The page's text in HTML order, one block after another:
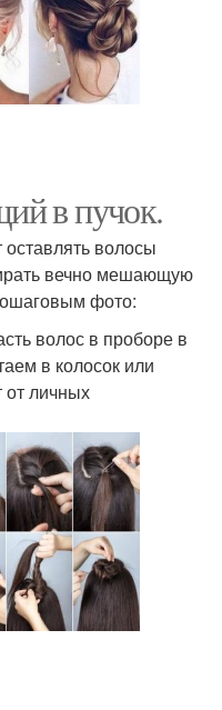
в пучок.
оставлять волосы
вечно мешающую
фото:
волос в проборе в
в колосок или
от личных